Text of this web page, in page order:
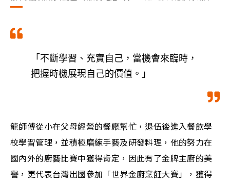
「不斷學習、充實自己，當機會來臨時，
把握時機展現自己的價值。」
龍師傅從小在父母經營的餐廳幫忙，退伍後進入餐飲學
校學習管理，並積極磨練手藝及研發料理，他的努力在
國內外的廚藝比賽中獲得肯定，因此有了金牌主廚的美
譽，更代表台灣出國參加「世界金廚烹飪大賽」，獲得